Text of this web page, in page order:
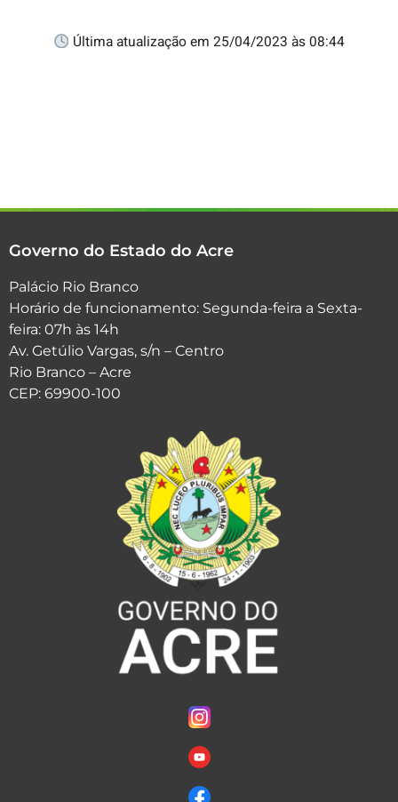
Última atualização em 25/04/2023 às 08:44
Governo do Estado do Acre
Palácio Rio Branco
Horário de funcionamento: Segunda-feira a Sexta-
feira: 07h às 14h
Av. Getúlio Vargas, s/n – Centro
Rio Branco – Acre
CEP: 69900-100